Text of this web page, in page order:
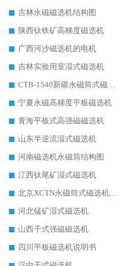
吉林永磁磁选机结构图
陕西钛铁矿高梯度磁选机
广西河沙磁选机的电机
吉林实验用室湿式磁选机
CTB-1540新疆永磁筒式磁选机
宁夏永磁高梯度平板磁选机
青海平板式高强磁磁选机
山东半逆流湿式磁选机
河南磁选机永磁筒结构图
江西钛尾矿湿式磁选机
北京XCTN永磁筒式磁选机磁块位置
河北锰矿湿式磁选机
山西干式强磁磁选机
四川平板磁选机说明书